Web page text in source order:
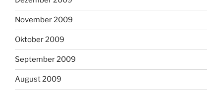
November 2009
Oktober 2009
September 2009
August 2009